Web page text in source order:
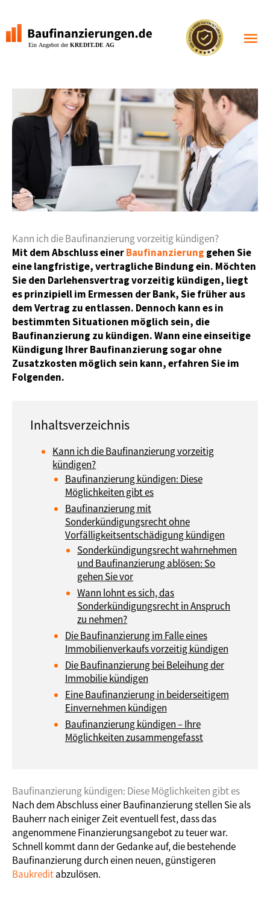
springen
Kann ich die Baufinanzierung vorzeitig kündigen?
Mit dem Abschluss einerBaufinanzierung gehen Sie
eine langfristige, vertragliche Bindung ein. Möchten
Sie den Darlehensvertrag vorzeitig kündigen, liegt
es prinzipiell im Ermessen der Bank, Sie früher aus
dem Vertrag zu entlassen. Dennoch kann es in
bestimmten Situationen möglich sein, die
Baufinanzierung zu kündigen. Wann eine einseitige
Kündigung Ihrer Baufinanzierung sogar ohne
Zusatzkosten möglich sein kann, erfahren Sie im
Folgenden.
Kann ich die Baufinanzierung vorzeitig
kündigen?
Baufinanzierung kündigen: Diese
Möglichkeiten gibt es
Baufinanzierung mit
Sonderkündigungsrecht ohne
Vorfälligkeitsentschädigung kündigen
Sonderkündigungsrecht wahrnehmen
und Baufinanzierung ablösen: So
gehen Sie vor
Wann lohnt es sich, das
Sonderkündigungsrecht in Anspruch
zu nehmen?
Die Baufinanzierung im Falle eines
Immobilienverkaufs vorzeitig kündigen
Die Baufinanzierung bei Beleihung der
Immobilie kündigen
Eine Baufinanzierung in beiderseitigem
Einvernehmen kündigen
Baufinanzierung kündigen – Ihre
Möglichkeiten zusammengefasst
Baufinanzierung kündigen: Diese Möglichkeiten gibt es
Nach dem Abschluss einer Baufinanzierung stellen Sie als
Bauherr nach einiger Zeit eventuell fest, dass das
angenommene Finanzierungsangebot zu teuer war.
Schnell kommt dann der Gedanke auf, die bestehende
Baufinanzierung durch einen neuen, günstigeren
Baukreditabzulösen.